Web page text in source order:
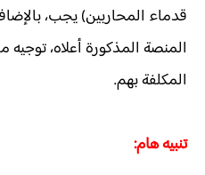
قدماء المحاربين) يجب،
المنصة المذكورة أعلاه،
المكلفة بهم.
تنبيه هام: